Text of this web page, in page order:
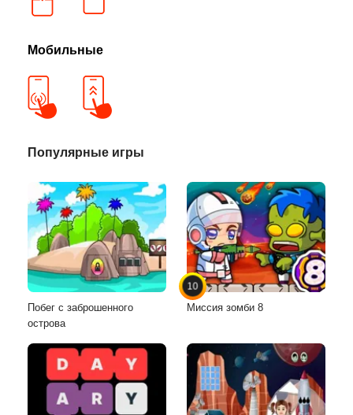
Мобильные
Популярные игры
Побег с заброшенного
острова
10
Миссия зомби 8